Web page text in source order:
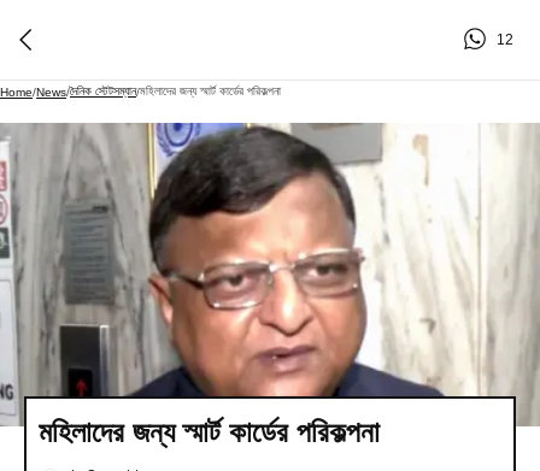
12
Home/News/দৈনিক স্টেটসম্যান/মহিলাদের জন্য স্মার্ট কার্ডের পরিকল্পনা
মহিলাদের জন্য স্মার্ট কার্ডের পরিকল্পনা